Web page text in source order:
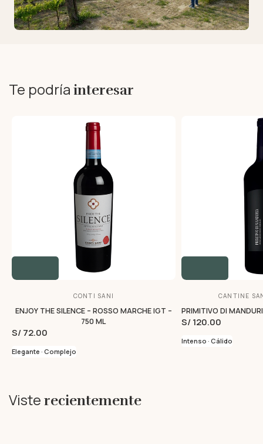
Te podría interesar
CONTI SANI
ENJOY THE SILENCE – ROSSO MARCHE IGT –
750 ML
S/ 72.00
Elegante · Complejo
CANTINE
PRIMITIVO DI
S/ 120.00
Intenso · Cálido
Viste recientemente